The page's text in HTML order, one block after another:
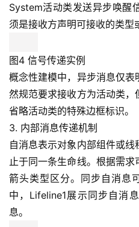
System活动类发送异步唤醒
须是接收方声明可接收的类型
图4 信号传递实例
概念性建模中，异步消息仅
然规范要求接收方为活动类
省略活动类的特殊边框标识。
3. 内部消息传递机制
自消息表示对象内部组件或
止于同一条生命线。根据需
箭头类型区分。同步自消息
中，Lifeline1展示同步自消
息。